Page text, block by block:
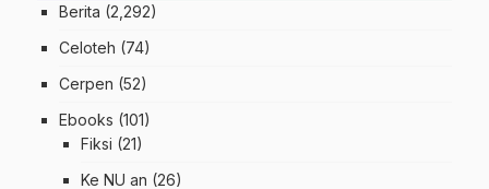
Berita (2,292)
Celoteh (74)
Cerpen (52)
Ebooks (101)
Fiksi (21)
Ke NU an (26)